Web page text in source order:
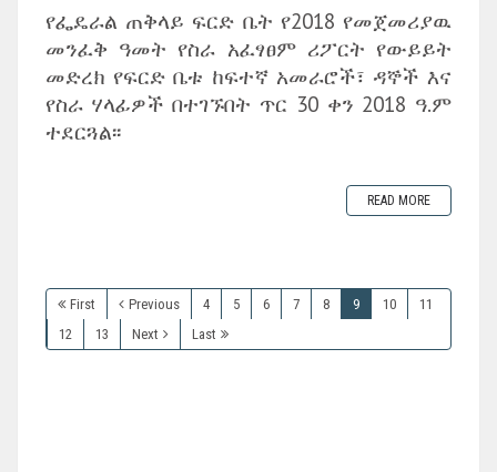
የፌዴራል ጠቅላይ ፍርድ ቤት የ2018 የመጀመሪያዉ
መንፈቅ ዓመት የስራ አፈፃፀም ሪፖርት የውይይት
መድረክ የፍርድ ቤቱ ከፍተኛ አመራሮች፣ ዳኞች እና
የስራ ሃላፊዎች በተገኙበት ጥር 30 ቀን 2018 ዓ.ም
ተደርጓል፡፡
READ MORE
First Previous 4 5 6 7 8 9 10
11
12
13 Next Last